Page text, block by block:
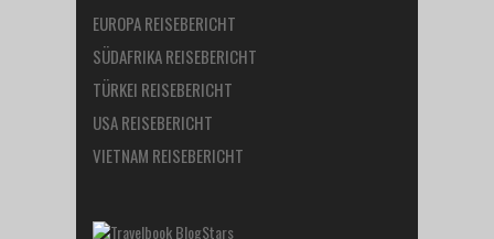
EUROPA REISEBERICHT
SÜDAFRIKA REISEBERICHT
TÜRKEI REISEBERICHT
USA REISEBERICHT
VIETNAM REISEBERICHT